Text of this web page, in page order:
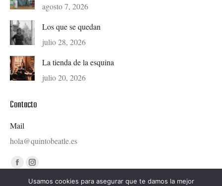
agosto 7, 2026
Los que se quedan
julio 28, 2026
La tienda de la esquina
julio 20, 2026
Contacto
Mail
hola@quintobeatle.es
Find us on:
Facebook
page
Instagram
page
Usamos cookies para asegurar que te damos la mejor